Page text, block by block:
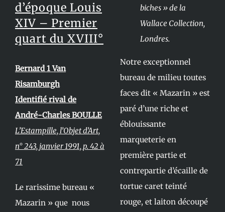
d’époque Louis
XIV – Premier
quart du XVIII°
Bernard 1 Van
Risamburgh
Identifié rival de
André-Charles BOULLE
L’Estampille, l’Objet d’Art,
n° 243, janvier 1991, p. 42 à
71
Le rarissime bureau «
Mazarin » que nous
biches » de la
Wallace Collection,
Londres.
Notre exceptionnel
bureau de milieu toutes
faces dit « Mazarin » est
paré d’une riche et
éblouissante
marqueterie en
première partie et
contrepartie d’écaille de
tortue caret teinté
rouge, et laiton découpé